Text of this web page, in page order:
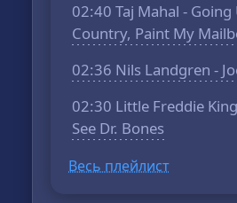
02:40 Taj Mahal -
Country, Paint My
02:36 Nils Landgren -
02:30 Little Freddie
See Dr. Bones
Весь плейлист